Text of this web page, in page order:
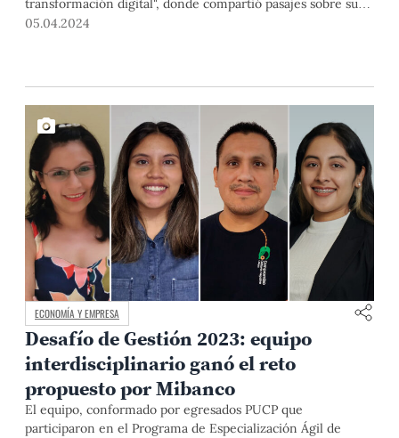
transformación digital", donde compartió pasajes sobre su
experiencia en el sector y cómo personalmente fue
05.04.2024
ECONOMÍA Y EMPRESA
Desafío de Gestión 2023: equipo
interdisciplinario ganó el reto
propuesto por Mibanco
El equipo, conformado por egresados PUCP que
participaron en el Programa de Especialización Ágil de